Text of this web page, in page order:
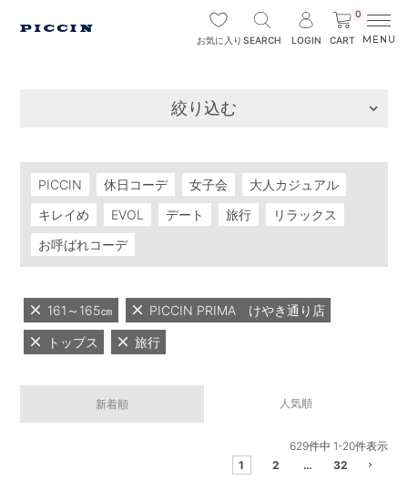
お気に入り SEARCH LOGIN
0
CART
絞り込む
PICCIN 休日コーデ 女子会
大人カジュアル
キレイめ
EVOL デート 旅行
リラックス
お呼ばれコーデ
161～165㎝ PICCIN PRIMA けやき通り店
トップス 旅行
新着順 人気順
629件中 1-20件表示
1
2 … 32